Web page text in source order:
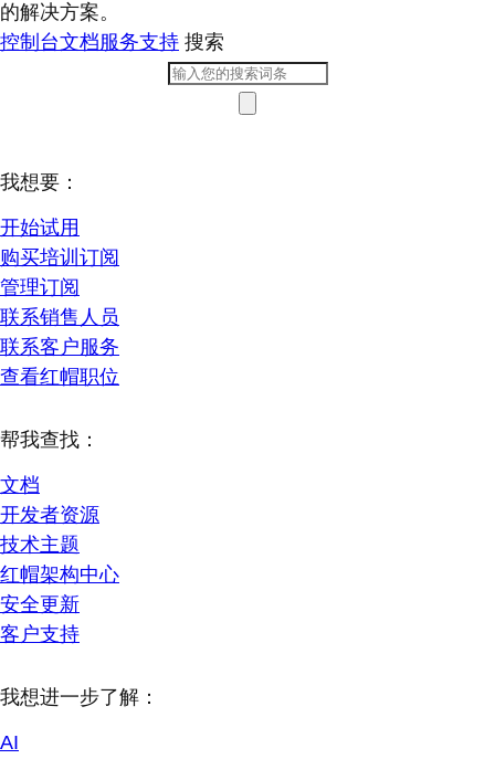
的解决方案。
控制台文档服务支持 搜索
我想要：
开始试用
购买培训订阅
管理订阅
联系销售人员
联系客户服务
查看红帽职位
帮我查找：
文档
开发者资源
技术主题
红帽架构中心
安全更新
客户支持
我想进一步了解：
AI